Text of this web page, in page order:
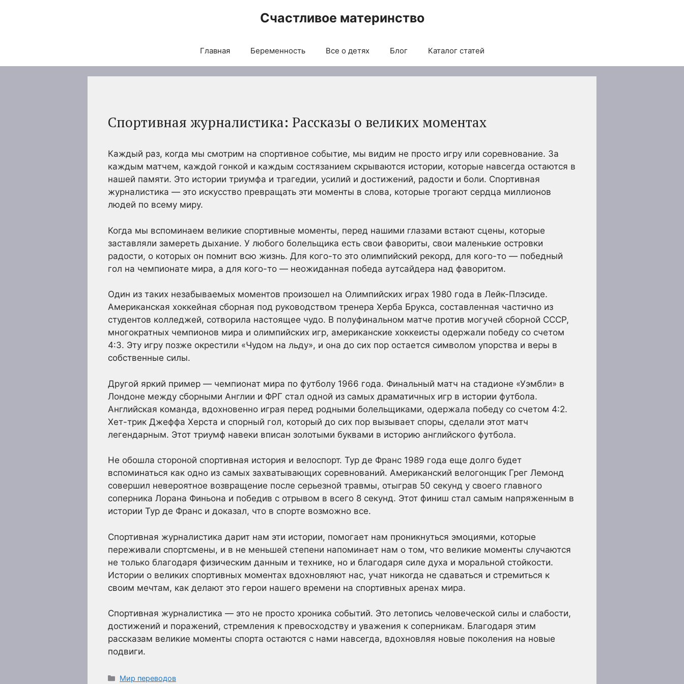
Счастливое материнство
Главная Беременность Все о детях Блог Каталог статей
Спортивная журналистика: Рассказы о великих моментах
Каждый раз, когда мы смотрим на спортивное событие, мы видим не просто игру или соревнование. За
каждым матчем, каждой гонкой и каждым состязанием скрываются истории, которые навсегда остаются в
нашей памяти. Это истории триумфа и трагедии, усилий и достижений, радости и боли. Спортивная
журналистика — это искусство превращать эти моменты в слова, которые трогают сердца миллионов
людей по всему миру.
Когда мы вспоминаем великие спортивные моменты, перед нашими глазами встают сцены, которые
заставляли замереть дыхание. У любого болельщика есть свои фавориты, свои маленькие островки
радости, о которых он помнит всю жизнь. Для кого-то это олимпийский рекорд, для кого-то — победный
гол на чемпионате мира, а для кого-то — неожиданная победа аутсайдера над фаворитом.
Один из таких незабываемых моментов произошел на Олимпийских играх 1980 года в Лейк-Плэсиде.
Американская хоккейная сборная под руководством тренера Херба Брукса, составленная частично из
студентов колледжей, сотворила настоящее чудо. В полуфинальном матче против могучей сборной СССР,
многократных чемпионов мира и олимпийских игр, американские хоккеисты одержали победу со счетом
4:3. Эту игру позже окрестили «Чудом на льду», и она до сих пор остается символом упорства и веры в
собственные силы.
Другой яркий пример — чемпионат мира по футболу 1966 года. Финальный матч на стадионе «Уэмбли» в
Лондоне между сборными Англии и ФРГ стал одной из самых драматичных игр в истории футбола.
Английская команда, вдохновенно играя перед родными болельщиками, одержала победу со счетом 4:2.
Хет-трик Джеффа Херста и спорный гол, который до сих пор вызывает споры, сделали этот матч
легендарным. Этот триумф навеки вписан золотыми буквами в историю английского футбола.
Не обошла стороной спортивная история и велоспорт. Тур де Франс 1989 года еще долго будет
вспоминаться как одно из самых захватывающих соревнований. Американский велогонщик Грег Лемонд
совершил невероятное возвращение после серьезной травмы, отыграв 50 секунд у своего главного
соперника Лорана Финьона и победив с отрывом в всего 8 секунд. Этот финиш стал самым напряженным в
истории Тур де Франс и доказал, что в спорте возможно все.
Спортивная журналистика дарит нам эти истории, помогает нам проникнуться эмоциями, которые
переживали спортсмены, и в не меньшей степени напоминает нам о том, что великие моменты случаются
не только благодаря физическим данным и технике, но и благодаря силе духа и моральной стойкости.
Истории о великих спортивных моментах вдохновляют нас, учат никогда не сдаваться и стремиться к
своим мечтам, как делают это герои нашего времени на спортивных аренах мира.
Спортивная журналистика — это не просто хроника событий. Это летопись человеческой силы и слабости,
достижений и поражений, стремления к превосходству и уважения к соперникам. Благодаря этим
рассказам великие моменты спорта остаются с нами навсегда, вдохновляя новые поколения на новые
подвиги.
Рубрики
Мир переводов